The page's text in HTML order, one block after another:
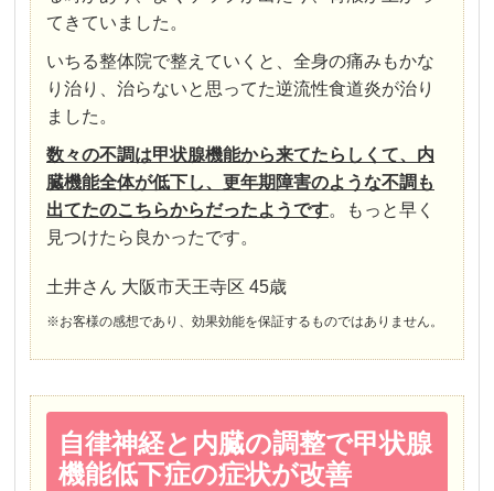
てきていました。
いちる整体院で整えていくと、全身の痛みもかな
り治り、治らないと思ってた逆流性食道炎が治り
ました。
数々の不調は甲状腺機能から来てたらしくて、内
臓機能全体が低下し、更年期障害のような不調も
出てたのこちらからだったようです。
もっと早く
見つけたら良かったです。
土井さん 大阪市天王寺区 45歳
※お客様の感想であり、効果効能を保証するものではありません。
自律神経と内臓の調整で甲状腺
機能低下症の症状が改善